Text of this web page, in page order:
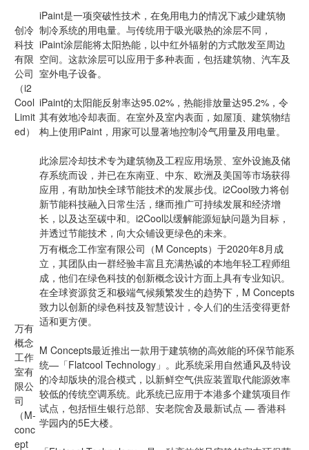
创冷
科技
有限
公司
（i2
Cool
Limit
ed）
iPaint是一项突破性技术，在免用电力的情况下减少建筑物
制冷系统的用电量。与传统用于吸光吸热的涂层不同，
iPaint涂层能将太阳热能，以中红外辐射的方式散发至周边
空间。这款涂层可以应用于多种表面，包括建筑物、汽车及
室外电子设备。
iPaint的太阳能反射率达95.02%，热能排放量达95.2%，令
其有效地冷却表面。在室外及室内表面，如屋顶、建筑物结
构上使用iPaint，用家可以显著地控制冷气用量及用电量。
此涂层冷却技术专为建筑物及工程应用场景、室外设施及储
存系统而设，并已在东南亚、中东、欧洲及美国等市场获得
应用，有助加快全球节能技术的发展步伐。i2Cool致力将创
新节能科技融入日常生活，继而推广可持续发展和经济增
长，以及达至碳中和。i2Cool以缓解能源短缺问题为目标，
并透过节能技术，向大众铺设更绿色的未来。
万有
概念
工作
室有
限公
司
（M-
conc
ept
万有概念工作室有限公司（M Concepts）于2020年8月成
立，其团队由一群经验丰富且充满热诚的本地年轻工程师组
成，他们在绿色科技的创新概念设计方面上具有专业知识。
在全球资源贫乏和极端气候频繁发生的趋势下，M Concepts
致力以创新的绿色科技及智慧设计，令人们的生活变得更舒
适和更方便。
M Concepts最近推出一款用于建筑物的高效能的环保节能系
统—「Flatcool Technology」。此系统采用自然通风及特设
的冷却版块的混合模式，以新鲜空气供应装置取代能源效率
较低的传统空调系统。此系统已应用于本港多个建筑项目作
试点，包括恒生银行总部、安老院舍及最新试点 — 香港科
学园内的5E大楼。